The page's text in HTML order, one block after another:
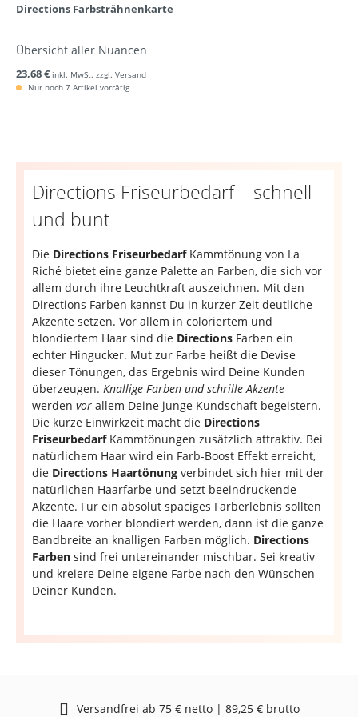
Directions Farbsträhnenkarte
Übersicht aller Nuancen
23,68 € inkl. MwSt. zzgl. Versand
Nur noch 7 Artikel vorrätig
Directions Friseurbedarf – schnell
und bunt
Die Directions FriseurbedarfKammtönung von La
Riché bietet eine ganze Palette an Farben, die sich vor
allem durch ihre Leuchtkraft auszeichnen. Mit den
Directions Farben kannst Du in kurzer Zeit deutliche
Akzente setzen. Vor allem in coloriertem und
blondiertem Haar sind die Directions Farben ein
echter Hingucker. Mut zur Farbe heißt die Devise
dieser Tönungen, das Ergebnis wird Deine Kunden
überzeugen. Knallige Farben und schrille Akzente
werden vor allem Deine junge Kundschaft begeistern.
Die kurze Einwirkzeit macht die Directions
FriseurbedarfKammtönungen zusätzlich attraktiv. Bei
natürlichem Haar wird ein Farb-Boost Effekt erreicht,
die Directions Haartönung verbindet sich hier mit der
natürlichen Haarfarbe und setzt beeindruckende
Akzente. Für ein absolut spaciges Farberlebnis sollten
die Haare vorher blondiert werden, dann ist die ganze
Bandbreite an knalligen Farben möglich. Directions
Farben sind frei untereinander mischbar. Sei kreativ
und kreiere Deine eigene Farbe nach den Wünschen
Deiner Kunden.
Versandfrei ab 75 € netto | 89,25 € brutto